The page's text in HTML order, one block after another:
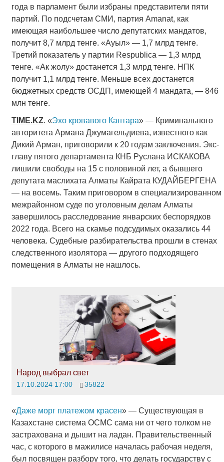
года в парламент были избраны представители пяти
партий. По подсчетам СМИ, партия Amanat, как
имеющая наибольшее число депутатских мандатов,
получит 8,7 млрд тенге. «Ауыл» — 1,7 млрд тенге.
Третий показатель у партии Respublica — 1,3 млрд
тенге. «Ак жолу» достанется 1,3 млрд тенге. НПК
получит 1,1 млрд тенге. Меньше всех достанется
бюджетных средств ОСДП, имеющей 4 мандата, — 846
млн тенге.
TIME.KZ. «Эхо кровавого Кантара» — Криминального
авторитета Армана Джумагельдиева, известного как
Дикий Арман, приговорили к 20 годам заключения. Экс-
главу пятого департамента КНБ Руслана ИСКАКОВА
лишили свободы на 15 с половиной лет, а бывшего
депутата маслихата Алматы Кайрата КУДАЙБЕРГЕНА
— на восемь. Таким приговором в специализированном
межрайонном суде по уголовным делам Алматы
завершилось расследование январских беспорядков
2022 года. Всего на скамье подсудимых оказались 44
человека. Судебные разбирательства прошли в стенах
следственного изолятора — другого подходящего
помещения в Алматы не нашлось.
Народ выбрал свет
17.10.2024 17:00 35822
«Даже морг платежом красен» — Существующая в
Казахстане система ОСМС сама ни от чего толком не
застрахована и дышит на ладан. Правительственный
час, с которого в мажилисе началась рабочая неделя,
был посвящен разбору того, что делать государству с